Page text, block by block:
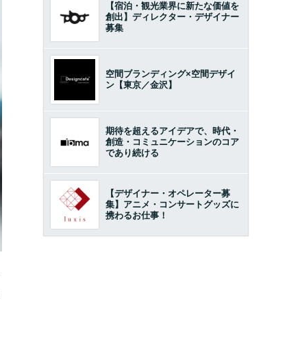
【宿泊・観光業界に新たな価値を
創出】ディレクター・デザイナー
募集
空間ブランディング×空間デザイ
ン【東京／金沢】
期待を超えるアイデアで、時代・
創造・コミュニケーションのコア
であり続ける
【デザイナー・オペレーター募
集】アニメ・コンサートグッズに
携わるお仕事！